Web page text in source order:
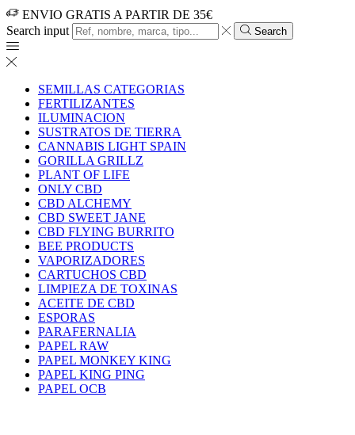
ENVIO GRATIS A PARTIR DE 35€
Search input
Search
SEMILLAS CATEGORIAS
FERTILIZANTES
ILUMINACION
SUSTRATOS DE TIERRA
CANNABIS LIGHT SPAIN
GORILLA GRILLZ
PLANT OF LIFE
ONLY CBD
CBD ALCHEMY
CBD SWEET JANE
CBD FLYING BURRITO
BEE PRODUCTS
VAPORIZADORES
CARTUCHOS CBD
LIMPIEZA DE TOXINAS
ACEITE DE CBD
ESPORAS
PARAFERNALIA
PAPEL RAW
PAPEL MONKEY KING
PAPEL KING PING
PAPEL OCB